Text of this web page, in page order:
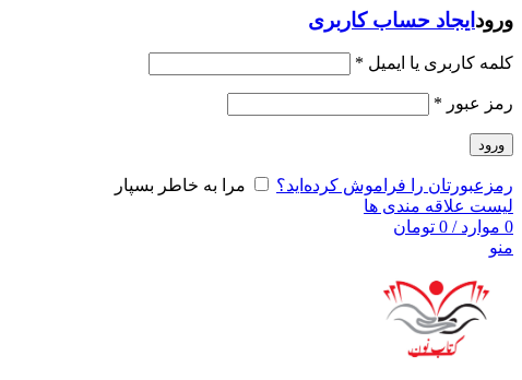
ورود ایجاد حساب کاربری
کلمه کاربری یا ایمیل *
رمز عبور *
ورود
رمزعبورتان را فراموش کرده‌اید؟
مرا به خاطر بسپار
لیست علاقه مندی ها
0 موارد /
0 تومان
منو